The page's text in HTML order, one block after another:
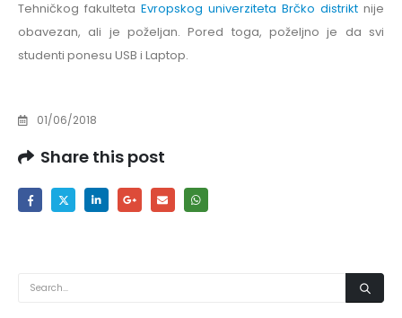
Tehničkog fakulteta Evropskog univerziteta Brčko distrikt nije
obavezan, ali je poželjan. Pored toga, poželjno je da svi
studenti ponesu USB i Laptop.
01/06/2018
Share this post